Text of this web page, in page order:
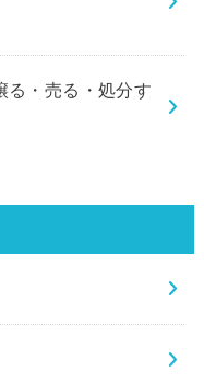
る・売る・処分す